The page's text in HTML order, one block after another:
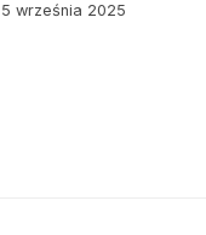
5 września 2025